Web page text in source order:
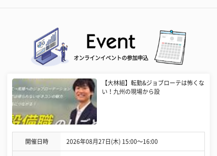
オンラインイベントの参加申込
【大林組】転勤&ジョブローテは怖くな
い！九州の現場から設
開催日時 2026年08月27日(木) 15:00〜16:00